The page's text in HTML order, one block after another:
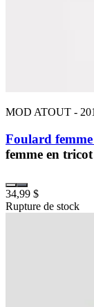
MOD ATOUT -
Foulard
femme en
34,99 $
Rupture de stock